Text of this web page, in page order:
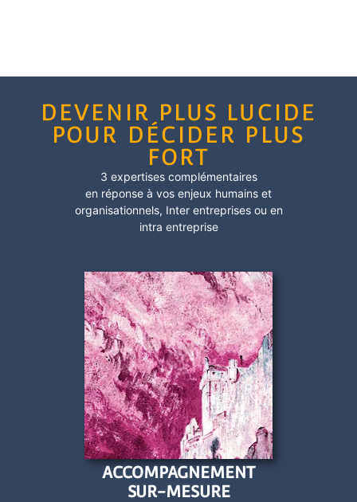
DEVENIR PLUS LUCIDE
POUR DÉCIDER PLUS
FORT
3 expertises complémentaires
en réponse à vos enjeux humains et
organisationnels, Inter entreprisesou en
intra entreprise
ACCOMPAGNEMENT
SUR-MESURE